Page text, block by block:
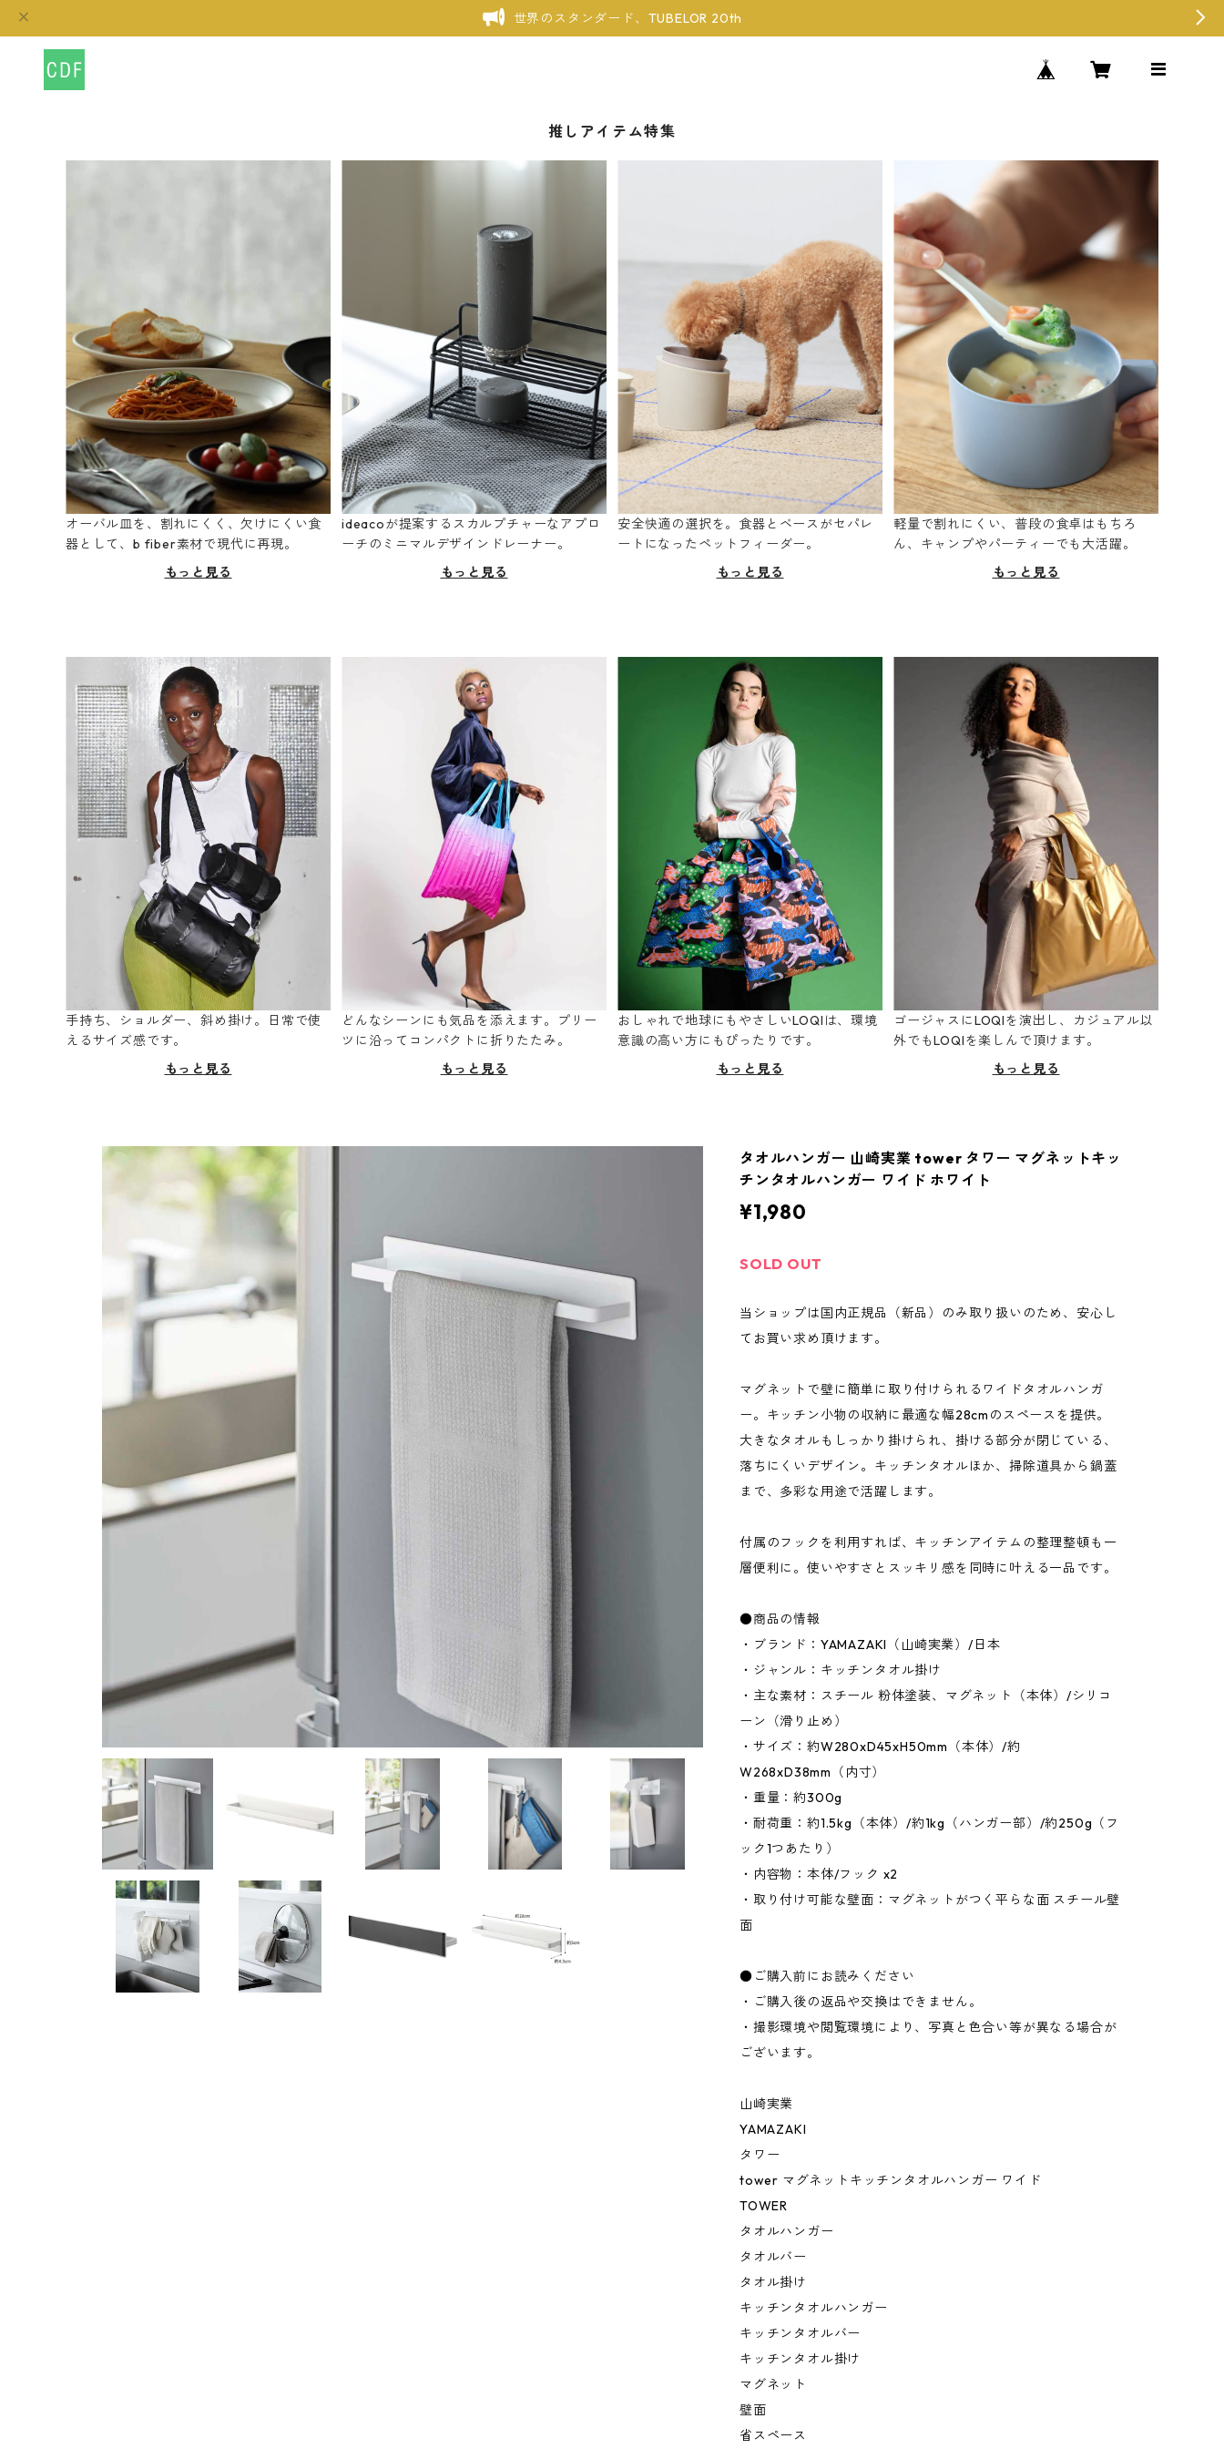
世界のスタンダード、TUBELOR 20th
推しアイテム特集
オーバル皿を、割れにくく、欠けにくい食
器として、b fiber素材で現代に再現。
もっと見る
ideacoが提案するスカルプチャーなアプロ
ーチのミニマルデザインドレーナー。
もっと見る
安全快適の選択を。食器とベースがセパレ
ートになったペットフィーダー。
もっと見る
軽量で割れにくい、普段の食卓はもちろ
ん、キャンプやパーティーでも大活躍。
もっと見る
手持ち、ショルダー、斜め掛け。日常で使
えるサイズ感です。
もっと見る
どんなシーンにも気品を添えます。プリー
ツに沿ってコンパクトに折りたたみ。
もっと見る
おしゃれで地球にもやさしいLOQIは、環境
意識の高い方にもぴったりです。
もっと見る
ゴージャスにLOQIを演出し、カジュアル以
外でもLOQIを楽しんで頂けます。
もっと見る
タオルハンガー 山崎実業 tower タワー マグネットキッ
チンタオルハンガー ワイド ホワイト
¥1,980
SOLD OUT
当ショップは国内正規品（新品）のみ取り扱いのため、安心し
てお買い求め頂けます。
マグネットで壁に簡単に取り付けられるワイドタオルハンガ
ー。キッチン小物の収納に最適な幅28cmのスペースを提供。
大きなタオルもしっかり掛けられ、掛ける部分が閉じている、
落ちにくいデザイン。キッチンタオルほか、掃除道具から鍋蓋
まで、多彩な用途で活躍します。
付属のフックを利用すれば、キッチンアイテムの整理整頓も一
層便利に。使いやすさとスッキリ感を同時に叶える一品です。
●商品の情報
・ブランド：YAMAZAKI（山崎実業）/日本
・ジャンル：キッチンタオル掛け
・主な素材：スチール 粉体塗装、マグネット（本体）/シリコ
ーン（滑り止め）
・サイズ：約W280xD45xH50mm（本体）/約
W268xD38mm（内寸）
・重量：約300g
・耐荷重：約1.5kg（本体）/約1kg（ハンガー部）/約250g（フ
ック1つあたり）
・内容物：本体/フック x2
・取り付け可能な壁面：マグネットがつく平らな面 スチール壁
面
●ご購入前にお読みください
・ご購入後の返品や交換はできません。
・撮影環境や閲覧環境により、写真と色合い等が異なる場合が
ございます。
山崎実業
YAMAZAKI
タワー
tower マグネットキッチンタオルハンガー ワイド
TOWER
タオルハンガー
タオルバー
タオル掛け
キッチンタオルハンガー
キッチンタオルバー
キッチンタオル掛け
マグネット
壁面
省スペース